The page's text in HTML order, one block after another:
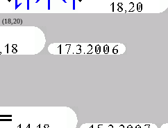
(18,20)